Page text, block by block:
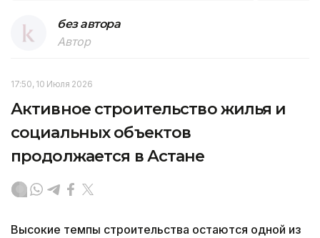
без автора
Автор
17:50, 10 Июля 2026
Активное строительство жилья и
социальных объектов
продолжается в Астане
Высокие темпы строительства остаются одной из